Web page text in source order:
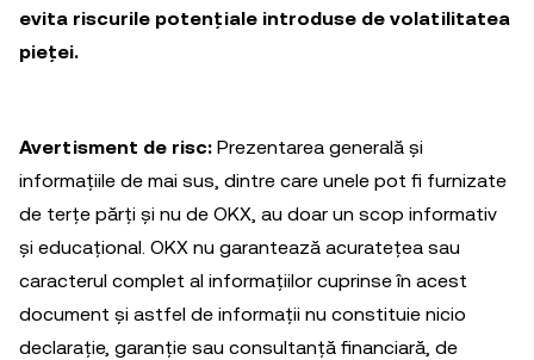
evita riscurile potențiale introduse de volatilitatea
pieței.
Avertisment de risc: Prezentarea generală și
informațiile de mai sus, dintre care unele pot fi furnizate
de terțe părți și nu de OKX, au doar un scop informativ
și educațional. OKX nu garantează acuratețea sau
caracterul complet al informațiilor cuprinse în acest
document și astfel de informații nu constituie nicio
declarație, garanție sau consultanță financiară, de